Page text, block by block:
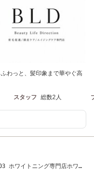
わっと、髪印象まで華やぐ高
スタッフ 総数2人
ホワイトニング専門店ホワイ